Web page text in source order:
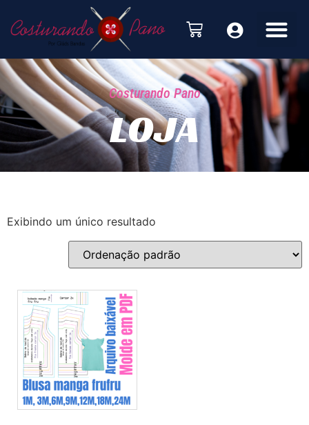
Costurando Pano
LOJA
Exibindo um único resultado